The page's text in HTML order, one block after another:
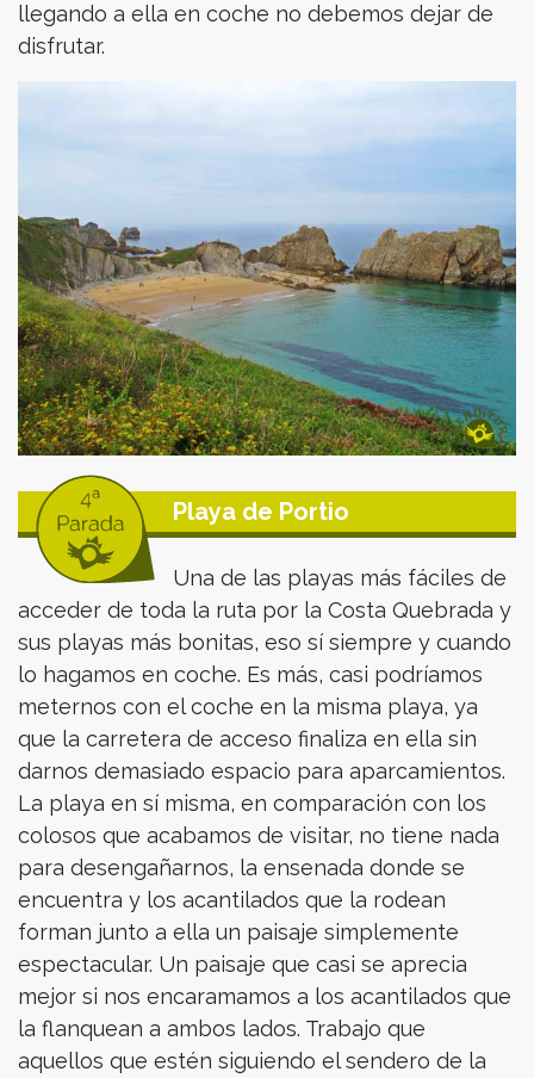
llegando a ella en coche no debemos dejar de
disfrutar.
Playa de Portio
Una de las playas más fáciles de
acceder de toda la ruta por la Costa Quebrada y
sus playas más bonitas, eso sí siempre y cuando
lo hagamos en coche. Es más, casi podríamos
meternos con el coche en la misma playa, ya
que la carretera de acceso finaliza en ella sin
darnos demasiado espacio para aparcamientos.
La playa en sí misma, en comparación con los
colosos que acabamos de visitar, no tiene nada
para desengañarnos, la ensenada donde se
encuentra y los acantilados que la rodean
forman junto a ella un paisaje simplemente
espectacular. Un paisaje que casi se aprecia
mejor si nos encaramamos a los acantilados que
la flanquean a ambos lados. Trabajo que
aquellos que estén siguiendo el sendero de la